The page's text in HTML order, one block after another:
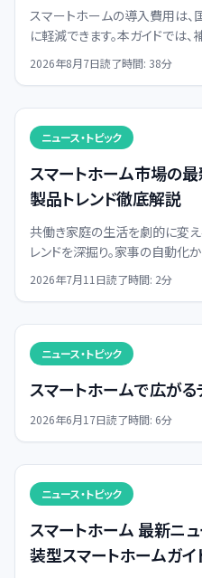
スマートホームの導入費用は
に軽減できます。本ガイドでは
活用メリットまでを網羅的に解
2026年8月7日読了時間: 38分
ニュース・トピック
スマートホーム市場の
製品トレンド徹底解説
共働き家庭の生活を劇的に変
レンドを深掘り。家事の自動化
を豊かにする製品選びのヒントが
2026年7月11日読了時間: 2分
ニュース・トピック
スマートホームで広が
2026年6月17日読了時間: 6分
ニュース・トピック
スマートホーム 最新ニ
装型スマートホームガイ